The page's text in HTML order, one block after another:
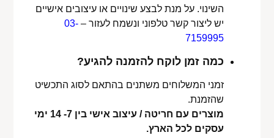
השינוי. על מנת לבצע שינויים או עיצובים אישיים
יש ליצור קשר טלפוני ונשמח לעזור –03-
7159995
כמה זמן לוקח להזמנה להגיע?
זמני המשלוחים משתנים בהתאם לסוג התכשיט
שהזמנת.
מוצרים עם חריטה / עיצוב אישי בין 7- 14 ימי
עסקים לכל הארץ.